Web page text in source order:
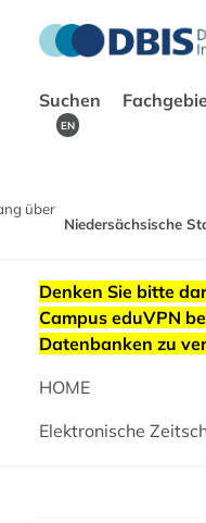
Suchen
EN
über
Niedersächsische
Denken Sie bitte
Campus eduVPN
Datenbanken zu
HOME
Elektronische